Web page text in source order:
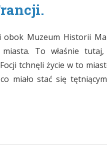
obok Muzeum Historii
To właśnie
tchnęli życie w to
miało stać się